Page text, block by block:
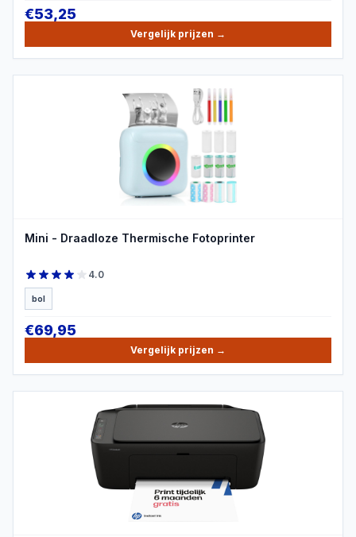
€53,25
Vergelijk prijzen →
PRODUCTBEELD
Mini - Draadloze Thermische Fotoprinter
4.0
bol
€69,95
Vergelijk prijzen →